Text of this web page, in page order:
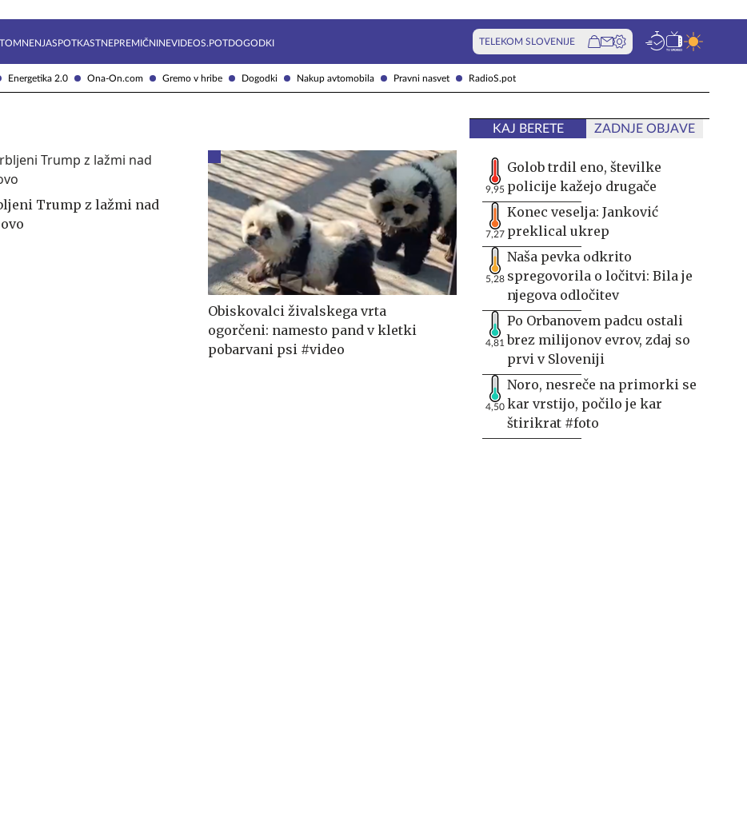
Energetika 2.0 Ona-On.com Gremo v hribe Dogodki Nakup avtomobila Pravni nasvet RadioS.pot
MNENJASPOTKASTNEPREMIČNINEVIDEOS.POTDOGODKI TELEKOM SLOVENIJE
Trump z lažmi nad
Obiskovalci živalskega vrta
ogorčeni: namesto pand v kletki
pobarvani psi #video
KAJ BERETE ZADNJE OBJAVE
9,95
Golob trdil eno, številke
policije kažejo drugače
7,27
Konec veselja: Janković
preklical ukrep
5,28
Naša pevka odkrito
spregovorila o ločitvi: Bila je
njegova odločitev
4,81
Po Orbanovem padcu ostali
brez milijonov evrov, zdaj so
prvi v Sloveniji
4,50
Noro, nesreče na primorki se
kar vrstijo, počilo je kar
štirikrat #foto